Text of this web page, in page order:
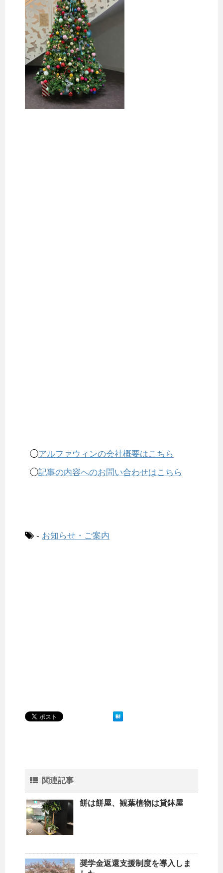
◯アルファウィンの会社概要はこちら
◯記事の内容へのお問い合わせはこちら
- お知らせ・ご案内
関連記事
餅は餅屋、観葉植物は貸鉢屋
奨学金返還支援制度を導入しま